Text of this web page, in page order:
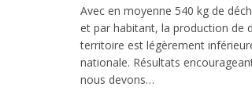
Avec en moyenne 540 kg de
et par habitant, la production de
territoire est légèrement
nationale. Résultats
nous devons…